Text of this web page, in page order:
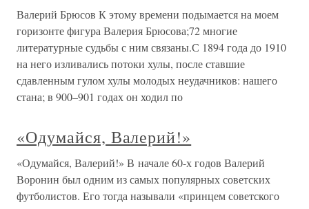
Валерий Брюсов К этому времени подымается на моем
горизонте фигура Валерия Брюсова;72 многие
литературные судьбы с ним связаны.С 1894 года до 1910
на него изливались потоки хулы, после ставшие
сдавленным гулом хулы молодых неудачников: нашего
стана; в 900–901 годах он ходил по
«Одумайся, Валерий!»
«Одумайся, Валерий!» В начале 60-х годов Валерий
Воронин был одним из самых популярных советских
футболистов. Его тогда называли «принцем советского